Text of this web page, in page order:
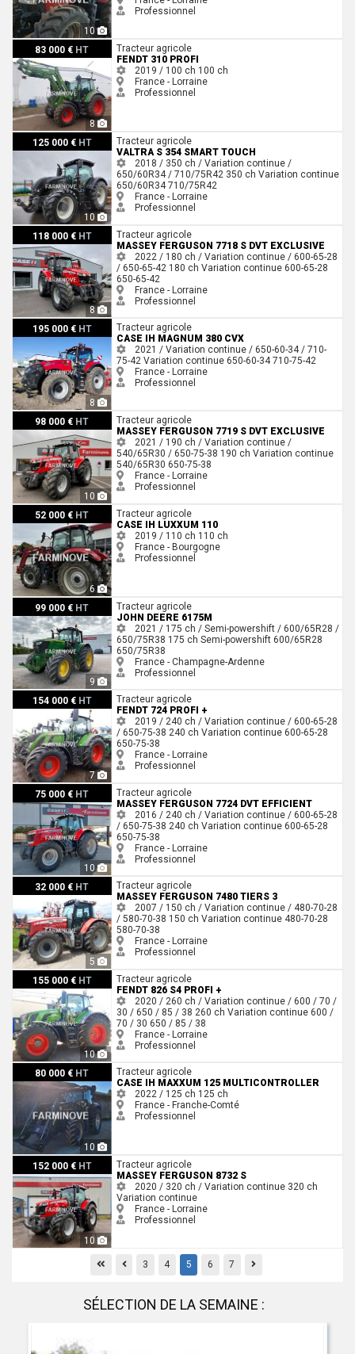
10
Professionnel
83 000 € HT
8
Fendt 310 PROFI
Tracteur agricole
FENDT 310 PROFI
2019 / 100 ch 100 ch
France - Lorraine
Professionnel
125 000 € HT
10
Valtra S 354 SMART TOUCHTracteur agricole
VALTRA S 354 SMART TOUCH
2018 / 350 ch / Variation continue /
650/60R34 / 710/75R42 350 ch Variation continue
650/60R34710/75R42
France - Lorraine
Professionnel
118 000 € HT
8
Massey Ferguson 7718 S DVT EXCLUSIVE
Tracteur agricole
MASSEY FERGUSON 7718 S DVT EXCLUSIVE
2022 / 180 ch / Variation continue / 600-65-28
/ 650-65-42 180 ch Variation continue 600-65-28
650-65-42
France - Lorraine
Professionnel
195 000 € HT
8
Case IH MAGNUM 380 CVXTracteur agricole
CASE IH MAGNUM 380 CVX
2021 / Variation continue / 650-60-34 / 710-
75-42 Variation continue 650-60-34710-75-42
France - Lorraine
Professionnel
98 000 € HT
10
Massey Ferguson 7719 S DVT EXCLUSIVE
Tracteur agricole
MASSEY FERGUSON 7719 S DVT EXCLUSIVE
2021 / 190 ch / Variation continue /
540/65R30 / 650-75-38 190 ch Variation continue
540/65R30 650-75-38
France - Lorraine
Professionnel
52 000 € HT
6
Case IH LUXXUM 110
Tracteur agricole
CASE IH LUXXUM 110
2019 / 110 ch 110 ch
France - Bourgogne
Professionnel
99 000 € HT
9
John Deere 6175M
Tracteur agricole
JOHN DEERE 6175M
2021 / 175 ch / Semi-powershift / 600/65R28 /
650/75R38 175 ch Semi-powershift 600/65R28
650/75R38
France - Champagne-Ardenne
Professionnel
154 000 € HT
7
Fendt 724 PROFI +
Tracteur agricole
FENDT 724 PROFI +
2019 / 240 ch / Variation continue / 600-65-28
/ 650-75-38 240 ch Variation continue 600-65-28
650-75-38
France - Lorraine
Professionnel
75 000 € HT
10
Massey Ferguson 7724 DVT EFFICIENT
Tracteur agricole
MASSEY FERGUSON 7724 DVT EFFICIENT
2016 / 240 ch / Variation continue / 600-65-28
/ 650-75-38 240 ch Variation continue 600-65-28
650-75-38
France - Lorraine
Professionnel
32 000 € HT
5
Massey Ferguson 7480 TIERS 3Tracteur agricole
MASSEY FERGUSON 7480 TIERS 3
2007 / 150 ch / Variation continue / 480-70-28
/ 580-70-38 150 ch Variation continue 480-70-28
580-70-38
France - Lorraine
Professionnel
155 000 € HT
10
Fendt 826 S4 PROFI +
Tracteur agricole
FENDT 826 S4 PROFI +
2020 / 260 ch / Variation continue / 600 / 70 /
30 / 650 / 85 / 38 260 ch Variation continue 600 /
70 / 30 650 / 85 / 38
France - Lorraine
Professionnel
80 000 € HT
10
Case IH MAXXUM 125 MULTICONTROLLER
Tracteur agricole
CASE IH MAXXUM 125 MULTICONTROLLER
2022 / 125 ch 125 ch
France - Franche-Comté
Professionnel
152 000 € HT
10
Massey Ferguson 8732 STracteur agricole
MASSEY FERGUSON 8732 S
2020 / 320 ch / Variation continue 320 ch
Variation continue
France - Lorraine
Professionnel
FirstPrevious
3 4 5 6 7 Previous
SÉLECTION DE LA SEMAINE :